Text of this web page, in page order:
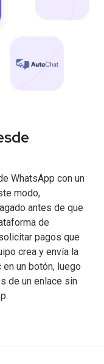
WhatsApp con un
modo,
antes de que
de
pagos que
crea y envía la
un botón, luego
de un enlace sin